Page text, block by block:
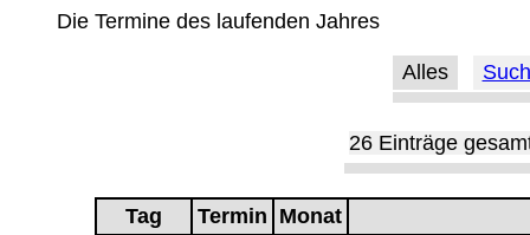
Die Termine des laufenden Jahres
Alles
26 Einträge
Tag Termin Monat